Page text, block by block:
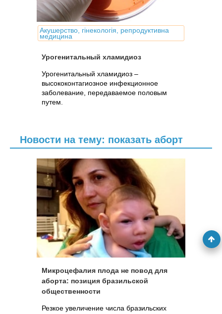
Акушерство, гінекологія, репродуктивна
медицина
Урогенитальный хламидиоз
Урогенитальный хламидиоз –
высококонтагиозное инфекционное
заболевание, передаваемое половым
путем.
Новости на тему: показать аборт
Микроцефалия плода не повод для
аборта: позиция бразильской
общественности
Резкое увеличение числа бразильских